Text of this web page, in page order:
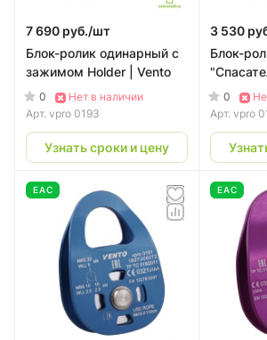
7 690 руб./шт
Блок-ролик одинарный с
зажимом Holder | Vento
0
Нет в наличии
Арт. vpro 0193
Узнать сроки и цену
3 530
Блок-
0
Арт. vpro
EAC EAC